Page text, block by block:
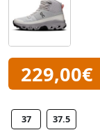
229,00€
37 37.5